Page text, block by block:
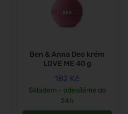
Ben & Anna Deo krém
LOVE ME 40 g
182 Kč
Skladem - odesíláme do
24h